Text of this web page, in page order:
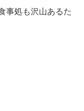
事処も沢山あるた